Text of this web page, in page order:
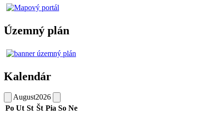
Územný plán
Kalendár
August2026
Po Ut St Št Pia So Ne